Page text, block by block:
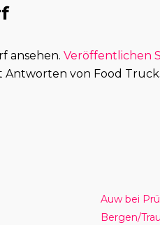
ansehen.Veröffentlichen
von Food
Auw bei
Bergen/